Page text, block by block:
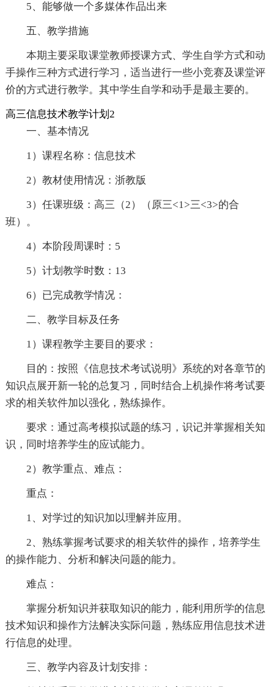
5、能够做一个多媒体作品出来
五、教学措施
本期主要采取课堂教师授课方式、学生自学方式和动
手操作三种方式进行学习，适当进行一些小竞赛及课堂评
价的方式进行教学。其中学生自学和动手是最主要的。
高三信息技术教学计划2
一、基本情况
1）课程名称：信息技术
2）教材使用情况：浙教版
3）任课班级：高三（2）（原三<1>三<3>的合
班）。
4）本阶段周课时：5
5）计划教学时数：13
6）已完成教学情况：
二、教学目标及任务
1）课程教学主要目的要求：
目的：按照《信息技术考试说明》系统的对各章节的
知识点展开新一轮的总复习，同时结合上机操作将考试要
求的相关软件加以强化，熟练操作。
要求：通过高考模拟试题的练习，识记并掌握相关知
识，同时培养学生的应试能力。
2）教学重点、难点：
重点：
1、对学过的知识加以理解并应用。
2、熟练掌握考试要求的相关软件的操作，培养学生
的操作能力、分析和解决问题的能力。
难点：
掌握分析知识并获取知识的能力，能利用所学的信息
技术知识和操作方法解决实际问题，熟练应用信息技术进
行信息的处理。
三、教学内容及计划安排：